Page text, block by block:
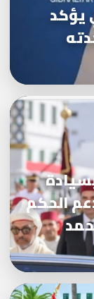
يؤكد
الحكم